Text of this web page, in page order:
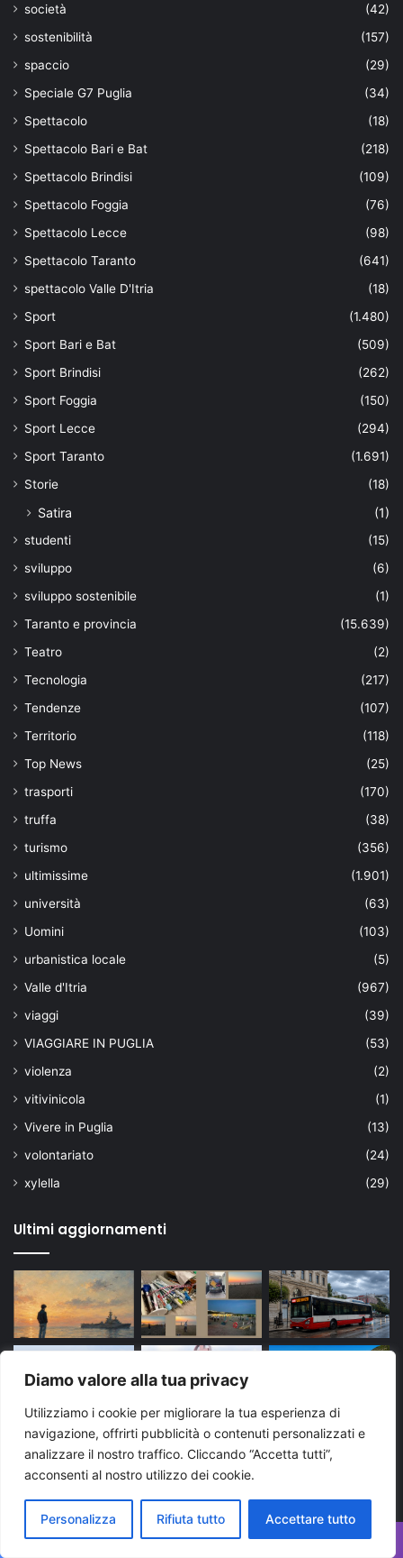
Diamo valore alla tua privacy
Utilizziamo i cookie per migliorare la tua esperienza di
navigazione, offrirti pubblicità o contenuti personalizzati e
analizzare il nostro traffico. Cliccando “Accetta tutti”,
acconsenti al nostro utilizzo dei cookie.
Personalizza Rifiuta tutto Accettare tutto
società
(42)
sostenibilità
(157)
spaccio
(29)
Speciale G7 Puglia
(34)
Spettacolo
(18)
Spettacolo Bari e Bat
(218)
Spettacolo Brindisi
(109)
Spettacolo Foggia
(76)
Spettacolo Lecce
(98)
Spettacolo Taranto
(641)
spettacolo Valle D'Itria
(18)
Sport
(1.480)
Sport Bari e Bat
(509)
Sport Brindisi
(262)
Sport Foggia
(150)
Sport Lecce
(294)
Sport Taranto
(1.691)
Storie
(18)
Satira (1)
studenti
(15)
sviluppo
(6)
sviluppo sostenibile
(1)
Taranto e provincia
(15.639)
Teatro
(2)
Tecnologia
(217)
Tendenze
(107)
Territorio
(118)
Top News
(25)
trasporti
(170)
truffa
(38)
turismo
(356)
ultimissime
(1.901)
università
(63)
Uomini
(103)
urbanistica locale
(5)
Valle d'Itria
(967)
viaggi
(39)
VIAGGIARE IN PUGLIA
(53)
violenza
(2)
vitivinicola
(1)
Vivere in Puglia
(13)
volontariato
(24)
xylella
(29)
Ultimi aggiornamenti
Tags